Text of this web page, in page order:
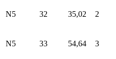
N5 32 35,02 2
N5 33 54,64 3